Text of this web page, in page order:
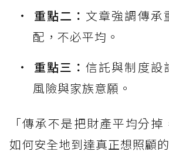
重點二： 文章強調傳承
配，不必平均。
重點三：信託與制度設
風險與家族意願。
「傳承不是把財產平均分
如何安全地到達真正想照顧的